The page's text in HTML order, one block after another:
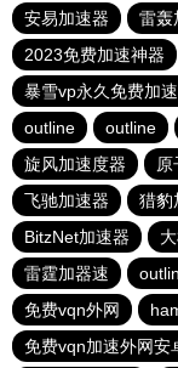
安易加速器
雷轰
2023免费加速神器
暴雪vp永久免费加
outline
outline
旋风加速度器
原
飞驰加速器
猎豹
BitzNet加速器
雷霆加器速
免费vqn外网
免费vqn加速外网安